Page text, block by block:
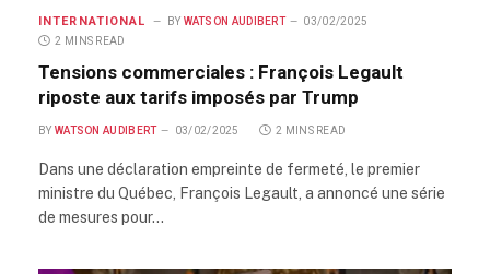
INTERNATIONAL BY WATSON AUDIBERT
03/02/2025
2 MINS READ
Tensions commerciales : François Legault
riposte aux tarifs imposés par Trump
BY WATSON AUDIBERT 03/02/2025 2 MINS READ
Dans une déclaration empreinte de fermeté, le premier
ministre du Québec, François Legault, a annoncé une série
de mesures pour…